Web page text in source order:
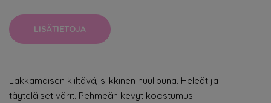
LISÄTIETOJA
Lakkamaisen kiiltävä, silkkinen huulipuna. Heleät ja
täyteläiset värit. Pehmeän kevyt koostumus.